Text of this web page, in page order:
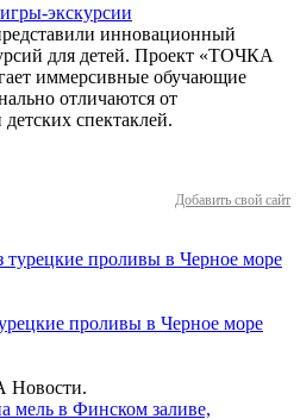
экскурсии
инновационный
для детей. Проект «ТОЧКА
иммерсивные обучающие
отличаются от
спектаклей.
Добавить свой сайт
проливы в Черное море